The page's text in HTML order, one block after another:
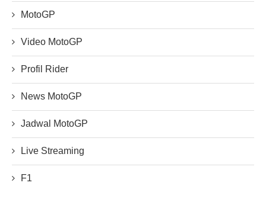
MotoGP
Video MotoGP
Profil Rider
News MotoGP
Jadwal MotoGP
Live Streaming
F1